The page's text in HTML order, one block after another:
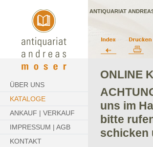
ANTIQUARIAT
ÜBER UNS
KATALOGE
ANKAUF | VERKAUF
IMPRESSUM | AGB
KONTAKT
ONLINE
uns im
bitte
schicken